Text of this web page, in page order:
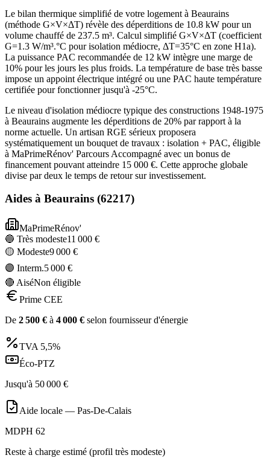
Le bilan thermique simplifié de votre logement à Beaurains
(méthode G×V×ΔT) révèle des déperditions de 10.8 kW pour un
volume chauffé de 237.5 m³. Calcul simplifié G×V×ΔT (coefficient
G=1.3 W/m³.°C pour isolation médiocre, ΔT=35°C en zone H1a).
La puissance PAC recommandée de 12 kW intègre une marge de
10% pour les jours les plus froids. La température de base très basse
impose un appoint électrique intégré ou une PAC haute température
certifiée pour fonctionner jusqu'à -25°C.
Le niveau d'isolation médiocre typique des constructions 1948-1975
à Beaurains augmente les déperditions de 20% par rapport à la
norme actuelle. Un artisan RGE sérieux proposera
systématiquement un bouquet de travaux : isolation + PAC, éligible
à MaPrimeRénov' Parcours Accompagné avec un bonus de
financement pouvant atteindre 15 000 €. Cette approche globale
divise par deux le temps de retour sur investissement.
Aides à Beaurains (62217)
MaPrimeRénov'
🔵 Très modeste11 000 €
🟡 Modeste9 000 €
🟣 Interm.5 000 €
🔴 AiséNon éligible
Prime CEE
De 2 500 € à 4 000 € selon fournisseur d'énergie
TVA 5,5%
Éco-PTZ
Jusqu'à 50 000 €
Aide locale — Pas-De-Calais
MDPH 62
Reste à charge estimé (profil très modeste)